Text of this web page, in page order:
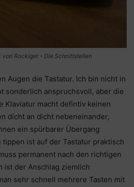
von Rockiger – Die Schnittstellen
Augen die Tastatur. Ich bin nicht in
sonderlich anspruchsvoll, aber die
Klaviatur macht defintiv keinen
dicht an dicht nebeneinander,
ein spürbarer Übergang
ist auf der Tastatur praktisch
permanent nach den richtigen
ist der Anschlag ziemlich
sehr schnell mehrere Tasten mit